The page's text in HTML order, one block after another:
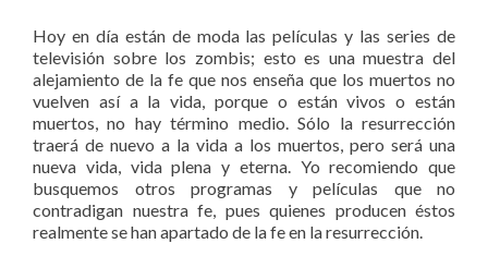
Hoy en día están de moda las películas y las series de
televisión sobre los zombis; esto es una muestra del
alejamiento de la fe que nos enseña que los muertos no
vuelven así a la vida, porque o están vivos o están
muertos, no hay término medio. Sólo la resurrección
traerá de nuevo a la vida a los muertos, pero será una
nueva vida, vida plena y eterna. Yo recomiendo que
busquemos otros programas y películas que no
contradigan nuestra fe, pues quienes producen éstos
realmente se han apartado de la fe en la resurrección.